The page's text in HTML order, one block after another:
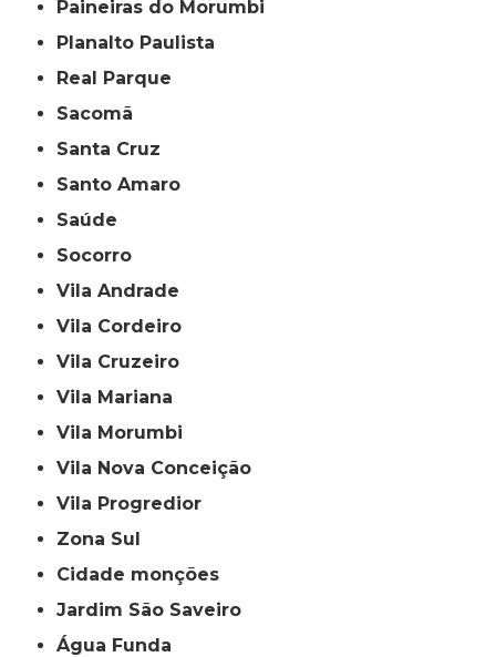
Paineiras do Morumbi
Planalto Paulista
Real Parque
Sacomã
Santa Cruz
Santo Amaro
Saúde
Socorro
Vila Andrade
Vila Cordeiro
Vila Cruzeiro
Vila Mariana
Vila Morumbi
Vila Nova Conceição
Vila Progredior
Zona Sul
cidade monções
jardim São Saveiro
Água Funda